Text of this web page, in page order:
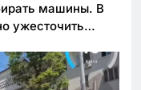
машины. В
ужесточить